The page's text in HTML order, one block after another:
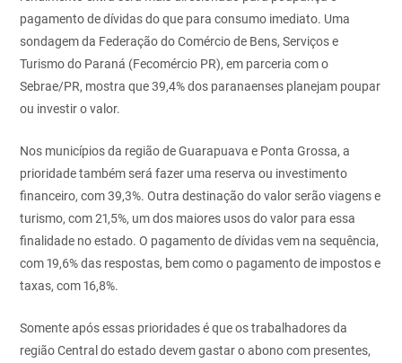
pagamento de dívidas do que para consumo imediato. Uma
sondagem da Federação do Comércio de Bens, Serviços e
Turismo do Paraná (Fecomércio PR), em parceria com o
Sebrae/PR, mostra que 39,4% dos paranaenses planejam poupar
ou investir o valor.
Nos municípios da região de Guarapuava e Ponta Grossa, a
prioridade também será fazer uma reserva ou investimento
financeiro, com 39,3%. Outra destinação do valor serão viagens e
turismo, com 21,5%, um dos maiores usos do valor para essa
finalidade no estado. O pagamento de dívidas vem na sequência,
com 19,6% das respostas, bem como o pagamento de impostos e
taxas, com 16,8%.
Somente após essas prioridades é que os trabalhadores da
região Central do estado devem gastar o abono com presentes,